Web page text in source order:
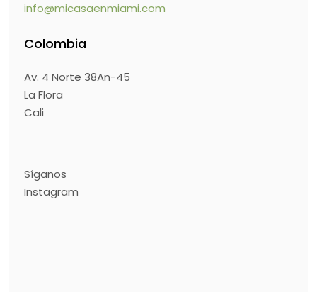
info@micasaenmiami.com
Colombia
Av. 4 Norte 38An-45
La Flora
Cali
Síganos
Instagram